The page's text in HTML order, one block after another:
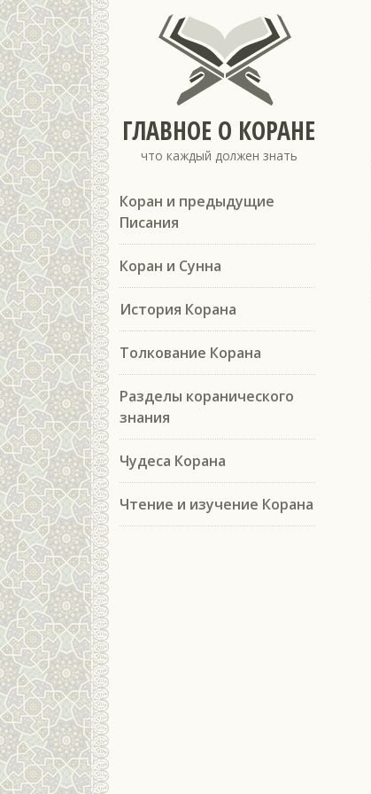
ГЛАВНОЕ О КОРАНЕ
что каждый должен знать
Коран и предыдущие
Писания
Коран и Сунна
История Корана
Толкование Корана
Разделы коранического
знания
Чудеса Корана
Чтение и изучение Корана